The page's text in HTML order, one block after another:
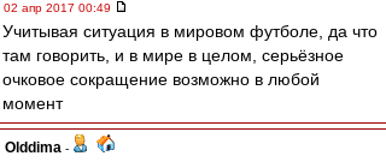
02 апр 2017 00:49
Учитывая ситуация в мировом футболе, да что
там говорить, и в мире в целом, серьёзное
очковое сокращение возможно в любой
момент
Olddima -